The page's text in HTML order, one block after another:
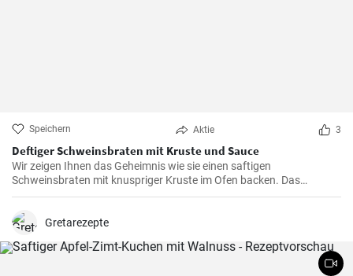
Speichern Aktie 3
Deftiger Schweinsbraten mit Kruste und Sauce
Wir zeigen Ihnen das Geheimnis wie sie einen saftigen
Schweinsbraten mit knuspriger Kruste im Ofen backen. Das
Fleischgericht wird mit einer aromatischen Sauce und beliebigen
Gretarezepte